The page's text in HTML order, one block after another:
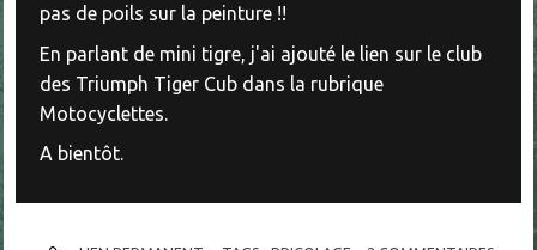
pas de poils sur la peinture !!
En parlant de mini tigre, j'ai ajouté le lien sur le club
des Triumph Tiger Cub dans la rubrique
Motocyclettes.
A bientôt.